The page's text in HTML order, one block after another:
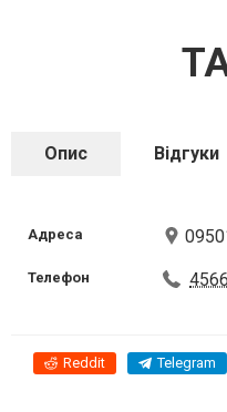
Опис Відгуки
Адреса
Телефон
Reddit Telegram